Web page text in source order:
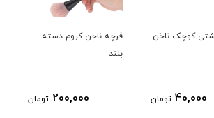
کوچک ناخن
40,000 تومان
فرچه ناخن کروم دسته
بلند
200,000 تومان